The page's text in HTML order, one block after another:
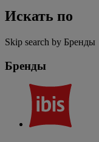
Искать по
Skip search by Бренды
Бренды